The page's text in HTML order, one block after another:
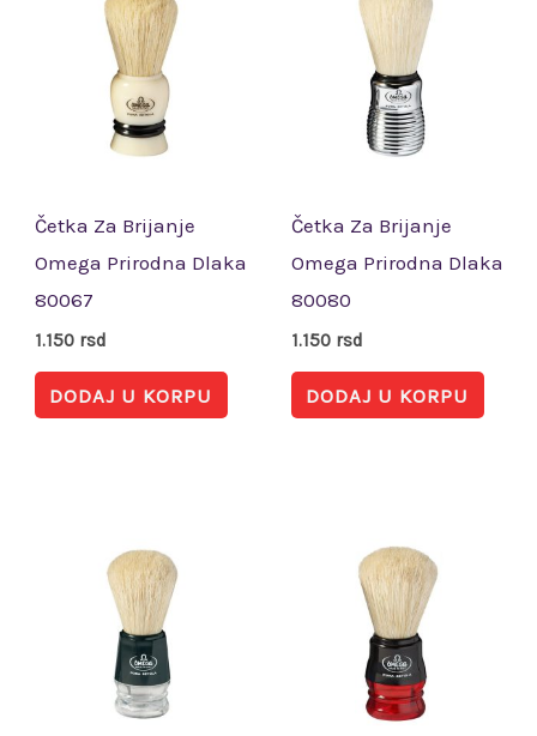
Četka Za Brijanje
Omega Prirodna Dlaka
80067
1.150 rsd
DODAJ U KORPU
Četka Za Brijanje
Omega Prirodna Dlaka
80080
1.150 rsd
DODAJ U KORPU